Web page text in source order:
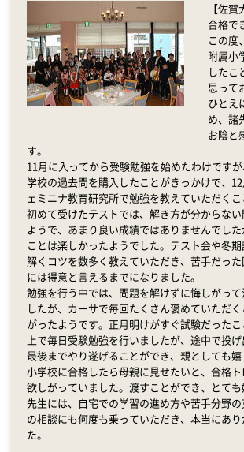
【佐
合格で
この度
附属小
したこ
思って
ひとえ
め、諸
お陰と
す。
11月に入ってから受験勉強を始めたわけです
学校の過去問を購入したことがきっかけで、
ェミニナ教育研究所で勉強を教えていただくこ
初めて受けたテストでは、解き方が分からな
ようで、あまり良い成績ではありませんでした
ことは楽しかったようでした。テスト会や冬
解くコツを数多く教えていただき、苦手だっ
には得意と言えるまでになりました。
勉強を行う中では、問題を解けずに悔しがっ
したが、カーサで毎回たくさん褒めていただ
がったようです。正月明けがすぐ試験だった
上で毎日受験勉強を行いましたが、途中で投げ
最後までやり遂げることができ、親としても嬉
小学校に合格したら母親に見せたいと、合格
欲しがっていました。渡すことができ、とて
先生には、自宅での学習の進め方や苦手分野
の相談にも何度も乗っていただき、本当にあ
た。